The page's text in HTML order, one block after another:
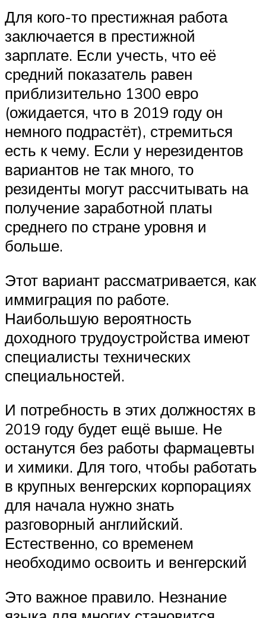
Для кого-то престижная работа
заключается в престижной
зарплате. Если учесть, что её
средний показатель равен
приблизительно 1300 евро
(ожидается, что в 2019 году он
немного подрастёт), стремиться
есть к чему. Если у нерезидентов
вариантов не так много, то
резиденты могут рассчитывать на
получение заработной платы
среднего по стране уровня и
больше.
Этот вариант рассматривается, как
иммиграция по работе.
Наибольшую вероятность
доходного трудоустройства имеют
специалисты технических
специальностей.
И потребность в этих должностях в
2019 году будет ещё выше. Не
останутся без работы фармацевты
и химики. Для того, чтобы работать
в крупных венгерских корпорациях
для начала нужно знать
разговорный английский.
Естественно, со временем
необходимо освоить и венгерский
Это важное правило. Незнание